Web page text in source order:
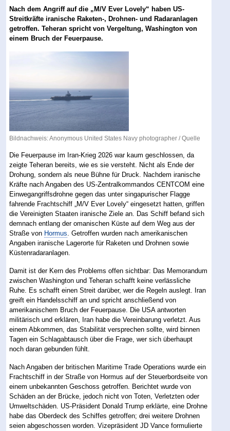
Nach dem Angriff auf die „M/V Ever Lovely“ haben US-
Streitkräfte iranische Raketen-, Drohnen- und Radaranlagen
getroffen. Teheran spricht von Vergeltung, Washington von
einem Bruch der Feuerpause.
Bildnachweis: Anonymous United States Navy photographer /Quelle
Die Feuerpause im Iran-Krieg 2026 war kaum geschlossen, da
zeigte Teheran bereits, wie es sie versteht. Nicht als Ende der
Drohung, sondern als neue Bühne für Druck. Nachdem iranische
Kräfte nach Angaben des US-Zentralkommandos CENTCOM eine
Einwegangriffsdrohne gegen das unter singapurischer Flagge
fahrende Frachtschiff „M/V Ever Lovely“ eingesetzt hatten, griffen
die Vereinigten Staaten iranische Ziele an. Das Schiff befand sich
demnach entlang der omanischen Küste auf dem Weg aus der
Straße von Hormus . Getroffen wurden nach amerikanischen
Angaben iranische Lagerorte für Raketen und Drohnen sowie
Küstenradaranlagen.
Damit ist der Kern des Problems offen sichtbar: Das Memorandum
zwischen Washington und Teheran schafft keine verlässliche
Ruhe. Es schafft einen Streit darüber, wer die Regeln auslegt. Iran
greift ein Handelsschiff an und spricht anschließend von
amerikanischem Bruch der Feuerpause. Die USA antworten
militärisch und erklären, Iran habe die Vereinbarung verletzt. Aus
einem Abkommen, das Stabilität versprechen sollte, wird binnen
Tagen ein Schlagabtausch über die Frage, wer sich überhaupt
noch daran gebunden fühlt.
Nach Angaben der britischen Maritime Trade Operations wurde ein
Frachtschiff in der Straße von Hormus auf der Steuerbordseite von
einem unbekannten Geschoss getroffen. Berichtet wurde von
Schäden an der Brücke, jedoch nicht von Toten, Verletzten oder
Umweltschäden. US-Präsident Donald Trump erklärte, eine Drohne
habe das Oberdeck des Schiffes getroffen; drei weitere Drohnen
seien abgeschossen worden. Vizepräsident JD Vance formulierte